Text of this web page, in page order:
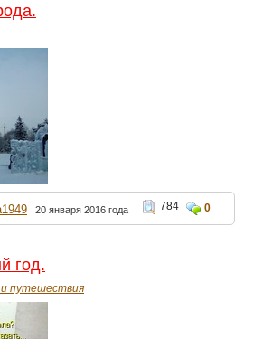
20 января 2016 года 784 0
год.
путешествия